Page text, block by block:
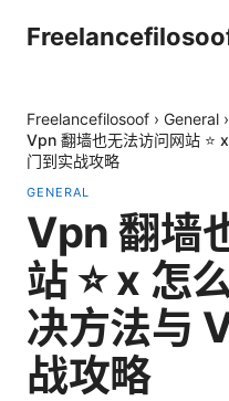
Freelancefilosoof › General ›
Vpn 翻墙也无法访问网站 ⭐
门到实战攻略
GENERAL
Vpn 翻墙
站 ⭐ x 怎
决方法与
战攻略